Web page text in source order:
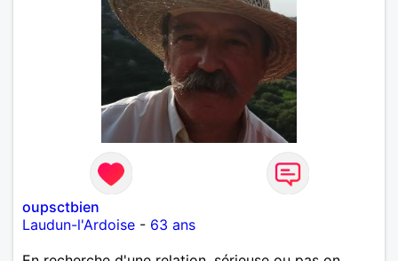
oupsctbien
Laudun-l'Ardoise - 63 ans